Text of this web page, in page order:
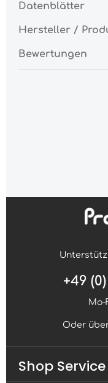
Datenblätter
Hersteller /
Bewertungen
+49
Mo-
Oder
Shop Service